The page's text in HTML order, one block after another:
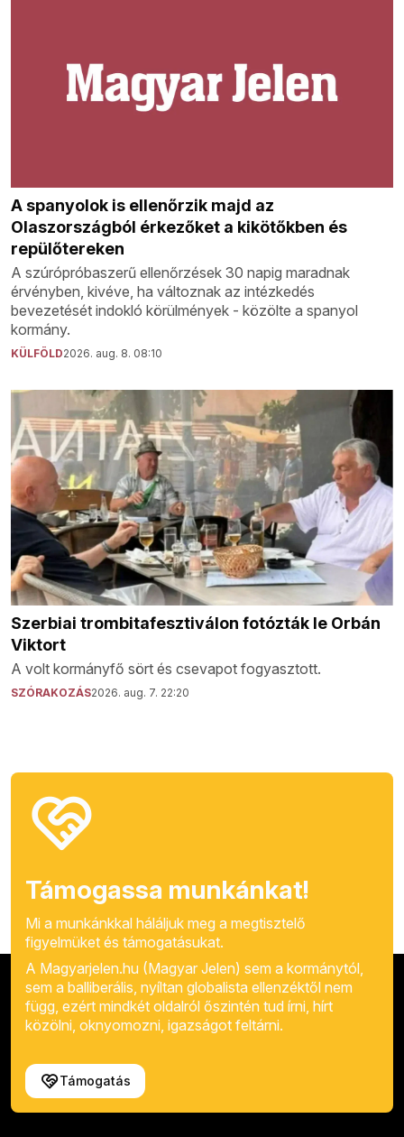
A spanyolok is ellenőrzik majd az
Olaszországból érkezőket a kikötőkben és
repülőtereken
A szúrópróbaszerű ellenőrzések 30 napig maradnak
érvényben, kivéve, ha változnak az intézkedés
bevezetését indokló körülmények - közölte a spanyol
kormány.
KÜLFÖLD2026. aug. 8. 08:10
Szerbiai trombitafesztiválon fotózták le Orbán
Viktort
A volt kormányfő sört és csevapot fogyasztott.
SZÓRAKOZÁS2026. aug. 7. 22:20
Támogassa munkánkat!
Mi a munkánkkal háláljuk meg a megtisztelő
figyelmüket és támogatásukat.
A Magyarjelen.hu (Magyar Jelen) sem a kormánytól,
sem a balliberális, nyíltan globalista ellenzéktől nem
függ, ezért mindkét oldalról őszintén tud írni, hírt
közölni, oknyomozni, igazságot feltárni.
Támogatás